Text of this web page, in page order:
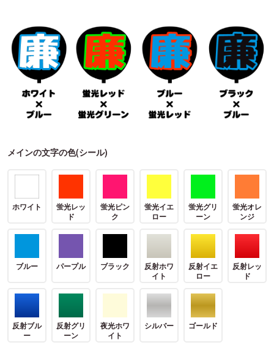
メインの文字の色(シール)
ホワイト
蛍光レッ
ド
蛍光ピン
ク
蛍光イエ
ロー
蛍光グリ
ーン
蛍光オレ
ンジ
ブルー パープル ブラック
反射ホワ
イト
反射イエ
ロー
反射レッ
ド
反射ブル
ー
反射グリ
ーン
夜光ホワ
イト
シルバー ゴールド